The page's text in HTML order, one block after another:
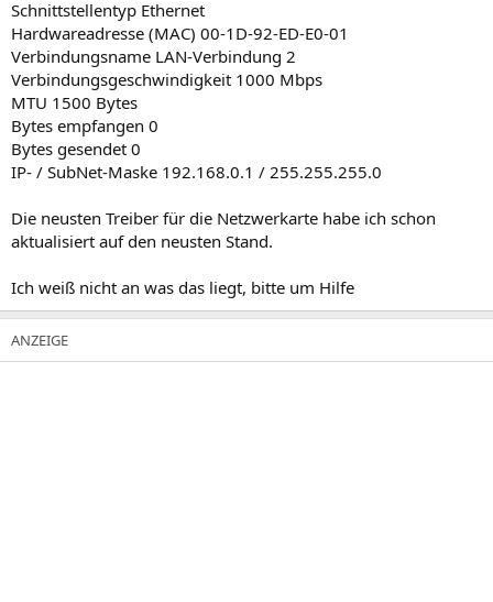
Schnittstellentyp Ethernet
Hardwareadresse (MAC) 00-1D-92-ED-E0-01
Verbindungsname LAN-Verbindung 2
Verbindungsgeschwindigkeit 1000 Mbps
MTU 1500 Bytes
Bytes empfangen 0
Bytes gesendet 0
IP- / SubNet-Maske 192.168.0.1 / 255.255.255.0
Die neusten Treiber für die Netzwerkarte habe ich schon
aktualisiert auf den neusten Stand.
Ich weiß nicht an was das liegt, bitte um Hilfe